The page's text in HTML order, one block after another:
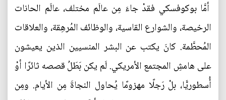
أمَّا بوكوفسكي فقدْ جاءَ مِن عالَم مختلف، عالَم الحانات
الرخيصة، والشوارع القاسية، والوظائف المُرهِقة، والعلاقات
المُحطَّمة. كانَ يكتب عن البشر المنسيين الذين يعيشون
على هامشِ المجتمع الأمريكي. لَم يكن بَطَلُ قصصه ثائرًا أوْ
أُسطوريًّا، بلْ رَجلًا مهزومًا يُحاول النجاةَ مِن الأيام. ومِن